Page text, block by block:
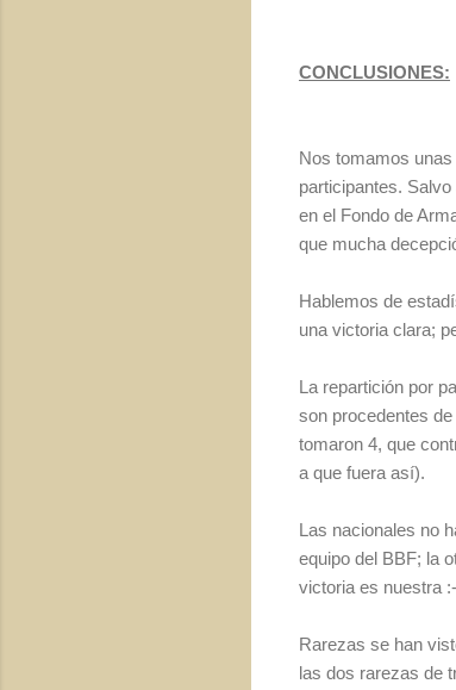
CONCLUSIONES:
Nos tomamos
participantes.
en el Fondo de
que mucha
Hablemos de
una victoria clara;
La repartición por
son procedentes
tomaron 4, que
a que fuera así).
Las nacionales no
equipo del BBF; la
victoria es nuestra
Rarezas se han
las dos rarezas de